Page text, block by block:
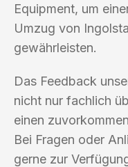
Equipment, um
Umzug von
gewährleisten.
Das Feedback
nicht nur fachlich
einen
Bei Fragen oder
gerne zur